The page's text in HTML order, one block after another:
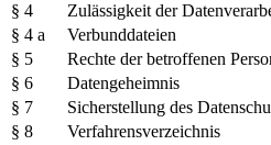
§ 4
Zulässigkeit der
§ 4 a
Verbunddateien
§ 5
Rechte der betroffenen
§ 6
Datengeheimnis
§ 7
Sicherstellung des
§ 8
Verfahrensverzeichnis